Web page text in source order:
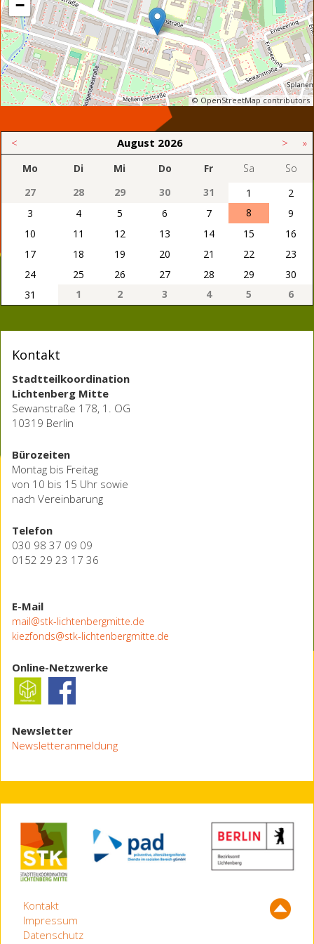
−
© OpenStreetMap contributors
< August 2026 > »
Mo Di Mi Do Fr Sa
So
27
28 29 30 31 1
2
3
4 5 6 7 8
9
10
11 12 13 14 15
16
17
18 19 20 21 22
23
24
25 26 27 28 29
30
31
1 2 3 4 5 6
Kontakt
Stadtteilkoordination
Lichtenberg Mitte
Sewanstraße 178, 1. OG
10319 Berlin
Bürozeiten
Montag bis Freitag
von 10 bis 15 Uhr sowie
nach Vereinbarung
Telefon
030 98 37 09 09
0152 29 23 17 36
E-Mail
mail@stk-lichtenbergmitte.de
kiezfonds@stk-lichtenbergmitte.de
Online-Netzwerke
Newsletter
Newsletteranmeldung
Kontakt
Impressum
Datenschutz